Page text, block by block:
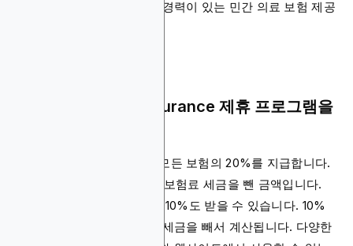
연한 제품을 제공하는 수상 경력이 있는 민간 의료 보험 제공
Freedom Health Insurance 제휴 프로그램을
플랫폼은 귀하가 판매하는 모든 보험의 20%를 지급합니다.
이 20%는 연간 보험료에서 보험료 세금을 뺀 금액입니다.
모든 건강 보험 리드에 대해 10%도 받을 수 있습니다. 10%
는 연간 보험료에서 보험료 세금을 빼서 계산됩니다. 다양한